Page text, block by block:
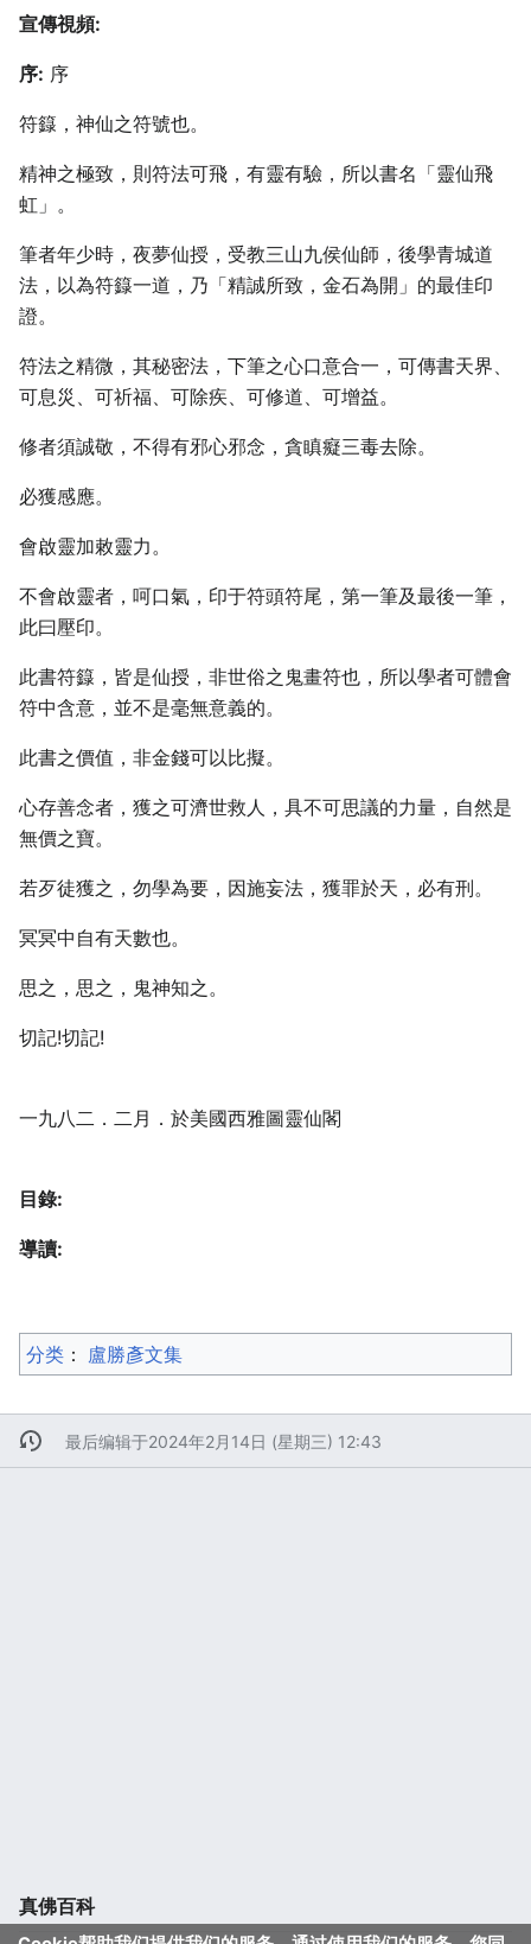
宣傳視頻:
序: 序
符籙，神仙之符號也。
精神之極致，則符法可飛，有靈有驗，所以書名「靈仙飛
虹」。
筆者年少時，夜夢仙授，受教三山九侯仙師，後學青城道
法，以為符籙一道，乃「精誠所致，金石為開」的最佳印
證。
符法之精微，其秘密法，下筆之心口意合一，可傳書天界、
可息災、可祈福、可除疾、可修道、可增益。
修者須誠敬，不得有邪心邪念，貪瞋癡三毒去除。
必獲感應。
會啟靈加敕靈力。
不會啟靈者，呵口氣，印于符頭符尾，第一筆及最後一筆，
此曰壓印。
此書符籙，皆是仙授，非世俗之鬼畫符也，所以學者可體會
符中含意，並不是毫無意義的。
此書之價值，非金錢可以比擬。
心存善念者，獲之可濟世救人，具不可思議的力量，自然是
無價之寶。
若歹徒獲之，勿學為要，因施妄法，獲罪於天，必有刑。
冥冥中自有天數也。
思之，思之，鬼神知之。
切記!切記!
一九八二．二月．於美國西雅圖靈仙閣
目錄:
導讀:
分类 ：​ 盧勝彥文集
最后编辑于2024年2月14日 (星期三) 12:43
真佛百科